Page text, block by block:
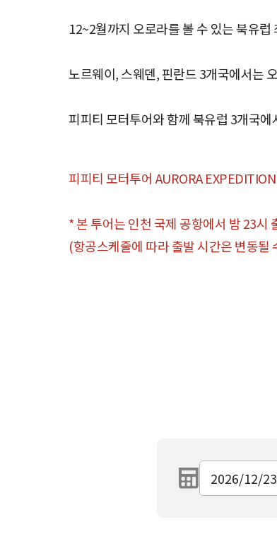
12~2월까지 오로라를 볼 수 있는 북유
노르웨이, 스웨덴, 핀란드 3개국에서는
피피티 모터투어와 함께 북유럽 3개국
피피티 모터투어 AURORA EXPEDITION
* 본 투어는 인천 국제 공항에서 밤 23시
(항공스케줄에 따라 출발 시간은 변동될